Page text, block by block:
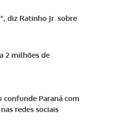
diz Ratinho Jr. sobre
2 milhões de
confunde Paraná com
redes sociais